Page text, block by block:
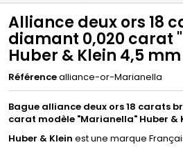
Alliance deux ors 18
diamant 0,020 carat
Huber & Klein 4,5 mm
Référencealliance-or-Marianella
Bague alliance deux ors 18 carats
carat modèle "Marianella" Huber &
Huber & Klein est une marque